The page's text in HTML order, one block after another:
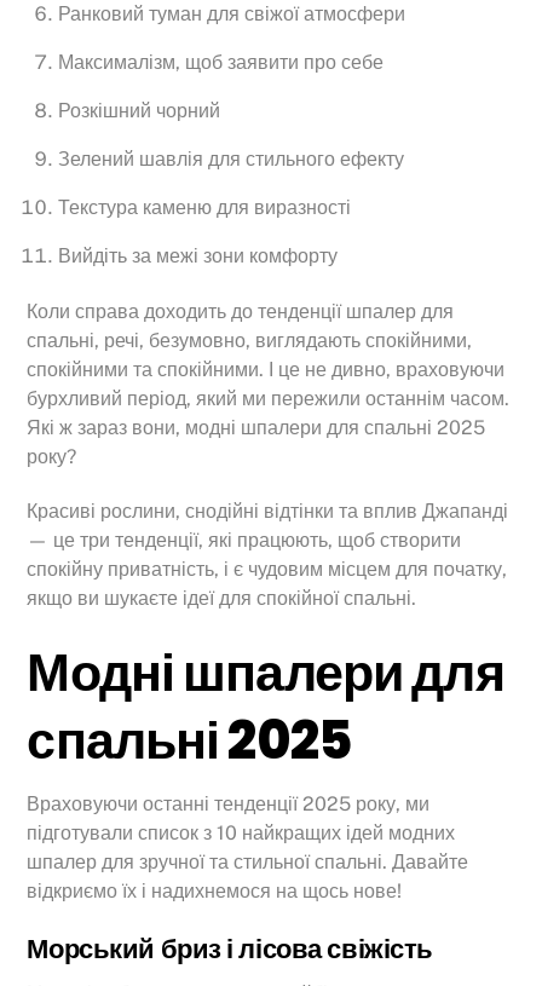
Ранковий туман для свіжої атмосфери
Максималізм, щоб заявити про себе
Розкішний чорний
Зелений шавлія для стильного ефекту
Текстура каменю для виразності
Вийдіть за межі зони комфорту
Коли справа доходить до тенденції шпалер для
спальні, речі, безумовно, виглядають спокійними,
спокійними та спокійними. І це не дивно, враховуючи
бурхливий період, який ми пережили останнім часом.
Які ж зараз вони, модні шпалери для спальні 2025
року?
Красиві рослини, снодійні відтінки та вплив Джапанді
— це три тенденції, які працюють, щоб створити
спокійну приватність, і є чудовим місцем для початку,
якщо ви шукаєте ідеї для спокійної спальні.
Модні шпалери для
спальні 2025
Враховуючи останні тенденції 2025 року, ми
підготували список з 10 найкращих ідей модних
шпалер для зручної та стильної спальні. Давайте
відкриємо їх і надихнемося на щось нове!
Морський бриз і лісова свіжість